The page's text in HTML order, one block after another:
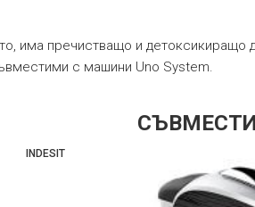
има пречистващо и детоксикиращо
с машини Uno System.
INDESIT